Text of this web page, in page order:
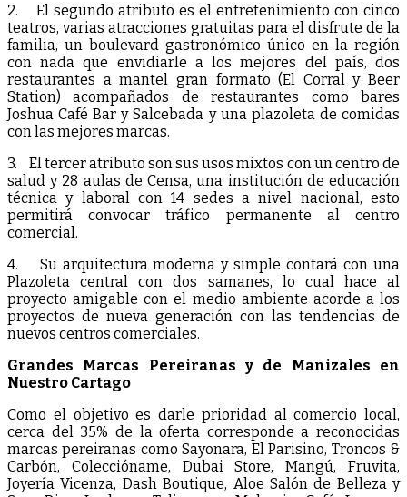
2. El segundo atributo es el entretenimiento con cinco
teatros, varias atracciones gratuitas para el disfrute de la
familia, un boulevard gastronómico único en la región
con nada que envidiarle a los mejores del país, dos
restaurantes a mantel gran formato (El Corral y Beer
Station) acompañados de restaurantes como bares
Joshua Café Bar y Salcebada y una plazoleta de comidas
con las mejores marcas.
3. El tercer atributo son sus usos mixtos con un centro de
salud y 28 aulas de Censa, una institución de educación
técnica y laboral con 14 sedes a nivel nacional, esto
permitirá convocar tráfico permanente al centro
comercial.
4. Su arquitectura moderna y simple contará con una
Plazoleta central con dos samanes, lo cual hace al
proyecto amigable con el medio ambiente acorde a los
proyectos de nueva generación con las tendencias de
nuevos centros comerciales.
Grandes Marcas Pereiranas y de Manizales en
Nuestro Cartago
Como el objetivo es darle prioridad al comercio local,
cerca del 35% de la oferta corresponde a reconocidas
marcas pereiranas como Sayonara, El Parisino, Troncos &
Carbón, Coleccióname, Dubai Store, Mangú, Fruvita,
Joyería Vicenza, Dash Boutique, Aloe Salón de Belleza y